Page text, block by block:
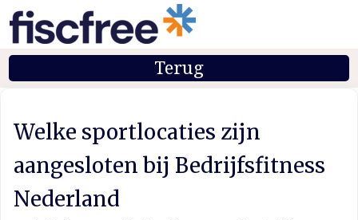
Terug
Welke sportlocaties zijn
aangesloten bij Bedrijfsfitness
Nederland